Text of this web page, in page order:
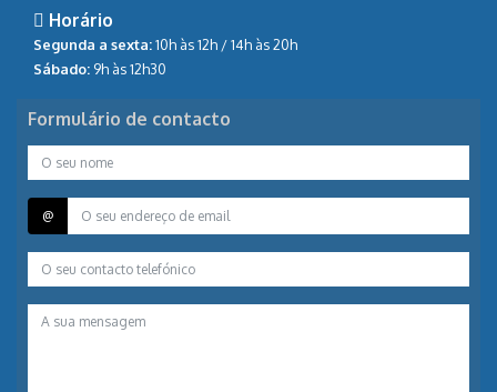
Horário
Segunda a sexta:10h às 12h / 14h às 20h
Sábado: 9h às 12h30
Formulário de contacto
@